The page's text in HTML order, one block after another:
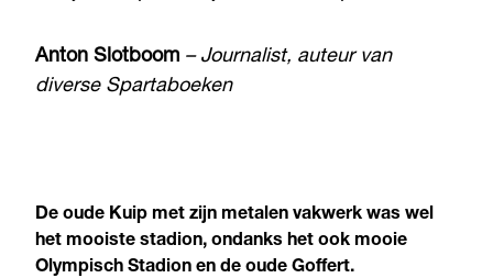
Anton Slotboom – Journalist, auteur van
diverse Spartaboeken
De oude Kuip met zijn metalen vakwerk was wel
het mooiste stadion, ondanks het ook mooie
Olympisch Stadion en de oude Goffert.